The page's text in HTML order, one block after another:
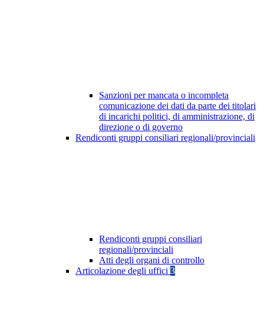
Sanzioni per mancata o incompleta
comunicazione dei dati da parte dei titolari
di incarichi politici, di amministrazione, di
direzione o di governo
Rendiconti gruppi consiliari regionali/provinciali
Rendiconti gruppi consiliari
regionali/provinciali
Atti degli organi di controllo
Articolazione degli uffici 3